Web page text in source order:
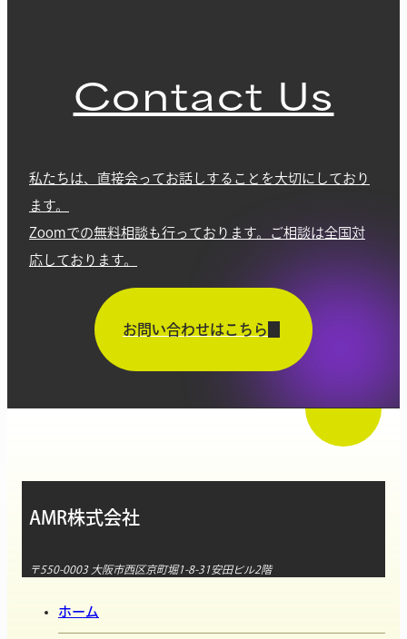
Contact Us
私たちは、直接会ってお話しすることを大切にしており
ます。
Zoomでの無料相談も行っております。ご相談は全国対
応しております。
お問い合わせはこちら
AMR株式会社
〒550-0003 大阪市西区京町堀1-8-31安田ビル2階
ホーム